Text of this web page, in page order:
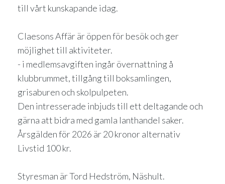
till vårt kunskapande idag.
Claesons Affär är öppen för besök och ger
möjlighet till aktiviteter.
- i medlemsavgiften ingår övernattning å
klubbrummet, tillgång till boksamlingen,
grisaburen och skolpulpeten.
Den intresserade inbjuds till ett deltagande och
gärna att bidra med gamla lanthandel saker.
Årsgälden för 2026 är 20 kronor alternativ
Livstid 100 kr.
Styresman är Tord Hedström, Näshult.